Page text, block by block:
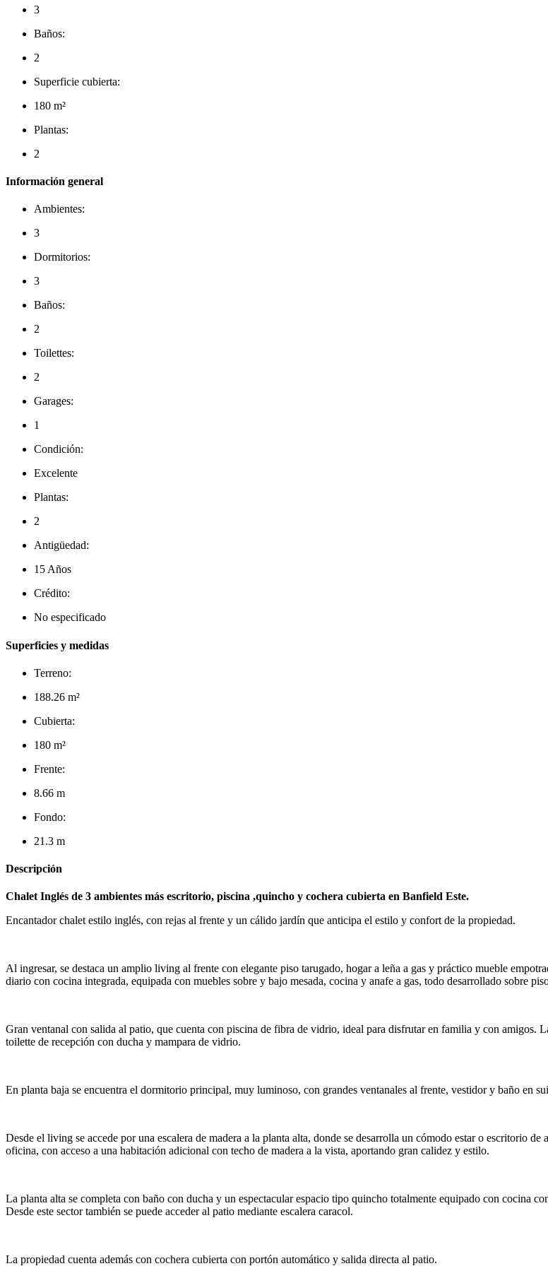
3
Baños:
2
Superficie cubierta:
180 m²
Plantas:
2
Información general
Ambientes:
3
Dormitorios:
3
Baños:
2
Toilettes:
2
Garages:
1
Condición:
Excelente
Plantas:
2
Antigüedad:
15 Años
Crédito:
No especificado
Superficies y medidas
Terreno:
188.26 m²
Cubierta:
180 m²
Frente:
8.66 m
Fondo:
21.3 m
Descripción
Chalet Inglés de 3 ambientes más escritorio, piscina ,quincho y cochera cubierta en Banfield Este.
Encantador chalet estilo inglés, con rejas al frente y un cálido jardín que anticipa el estilo y confort de la propiedad.
Al ingresar, se destaca un amplio living al frente con elegante piso tarugado, hogar a leña a gas y práctico mueble
diario con cocina integrada, equipada con muebles sobre y bajo mesada, cocina y anafe a gas, todo desarrollado sobre
Gran ventanal con salida al patio, que cuenta con piscina de fibra de vidrio, ideal para disfrutar en familia y con amigos.
toilette de recepción con ducha y mampara de vidrio.
En planta baja se encuentra el dormitorio principal, muy luminoso, con grandes ventanales al frente, vestidor y baño en
Desde el living se accede por una escalera de madera a la planta alta, donde se desarrolla un cómodo estar o escritorio
oficina, con acceso a una habitación adicional con techo de madera a la vista, aportando gran calidez y estilo.
La planta alta se completa con baño con ducha y un espectacular espacio tipo quincho totalmente equipado con cocina
Desde este sector también se puede acceder al patio mediante escalera caracol.
La propiedad cuenta además con cochera cubierta con portón automático y salida directa al patio.